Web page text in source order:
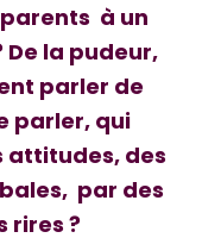
à un
la pudeur,
parler de
parler, qui
attitudes, des
par des
rires ?